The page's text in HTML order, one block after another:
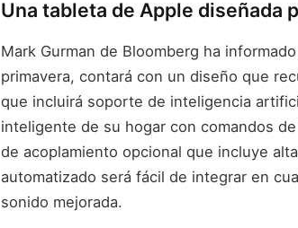
Una tableta de Apple diseñada
Mark Gurman de Bloomberg ha
primavera, contará con un diseño que
que incluirá soporte de inteligencia
inteligente de su hogar con comandos
de acoplamiento opcional que incluye
automatizado será fácil de integrar en
sonido mejorada.